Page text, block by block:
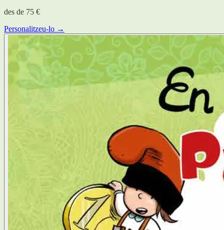
des de 75 €
Personalitzeu-lo →